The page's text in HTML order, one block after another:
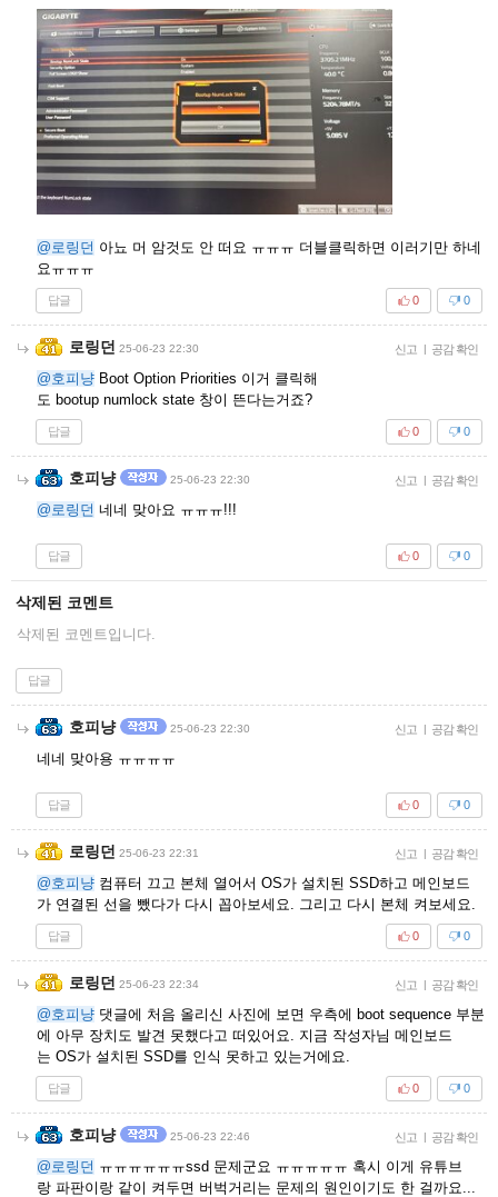
@로링던 아뇨 머 암것도 안 떠요 ㅠㅠㅠ 더블클릭하면 이러기만 하네
요ㅠㅠㅠ
답글 0
0
로링던 25-06-23 22:30 신고 | 공감 확인
@호피냥 Boot Option Priorities 이거 클릭해
도 bootup numlock state 창이 뜬다는거죠?
답글 0
0
호피냥 25-06-23 22:30 신고 | 공감 확인
@로링던 네네 맞아요 ㅠㅠㅠ!!!
답글 0
0
삭제된 코멘트
삭제된 코멘트입니다.
답글
호피냥 25-06-23 22:30 신고 | 공감 확인
네네 맞아용 ㅠㅠㅠㅠ
답글 0
0
로링던 25-06-23 22:31 신고 | 공감 확인
@호피냥 컴퓨터 끄고 본체 열어서 OS가 설치된 SSD하고 메인보드
가 연결된 선을 뺐다가 다시 꼽아보세요. 그리고 다시 본체 켜보세요.
답글 0
0
로링던 25-06-23 22:34 신고 | 공감 확인
@호피냥 댓글에 처음 올리신 사진에 보면 우측에 boot sequence 부분
에 아무 장치도 발견 못했다고 떠있어요. 지금 작성자님 메인보드
는 OS가 설치된 SSD를 인식 못하고 있는거에요.
답글 0
0
호피냥 25-06-23 22:46 신고 | 공감 확인
@로링던 ㅠㅠㅠㅠㅠㅠssd 문제군요 ㅠㅠㅠㅠㅠ 혹시 이게 유튜브
랑 파판이랑 같이 켜두면 버벅거리는 문제의 원인이기도 한 걸까요...